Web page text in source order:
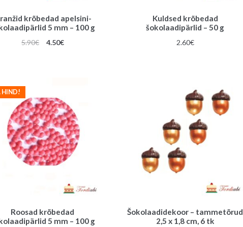
krõbedad apelsini-
5 mm – 100 g
5.90€
Algne
4.50€Praegune
Kuldsed krõbedad
šokolaadipärlid – 50 g
2.60€
Roosad krõbedad
5 mm – 100 g
HIND!
Šokolaadidekoor – tammetõrud
2,5 x 1,8 cm, 6 tk